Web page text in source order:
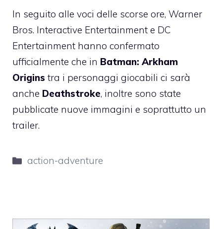
In seguito alle voci delle scorse ore, Warner
Bros. Interactive Entertainment e DC
Entertainment hanno confermato
ufficialmente che in Batman: Arkham
Origins tra i personaggi giocabili ci sarà
anche Deathstroke, inoltre sono state
pubblicate nuove immagini e soprattutto un
trailer.
Categorie
action-adventure